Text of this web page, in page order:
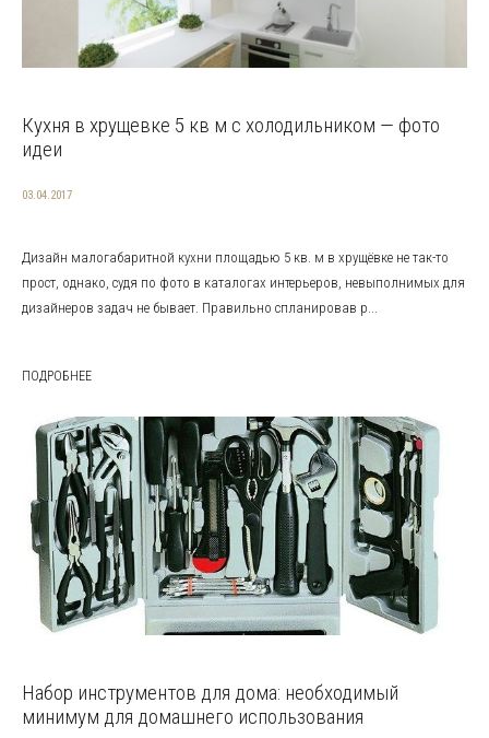
Кухня в хрущевке 5 кв м с холодильником — фото
идеи
03.04.2017
Дизайн малогабаритной кухни площадью 5 кв. м в хрущёвке не так-то
прост, однако, судя по фото в каталогах интерьеров, невыполнимых для
дизайнеров задач не бывает. Правильно спланировав р...
ПОДРОБНЕЕ
Набор инструментов для дома: необходимый
минимум для домашнего использования